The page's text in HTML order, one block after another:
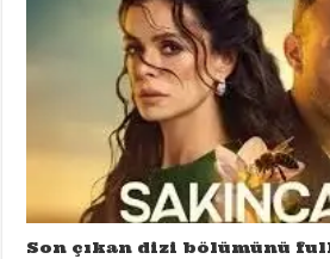
Son çıkan dizi bölümünü